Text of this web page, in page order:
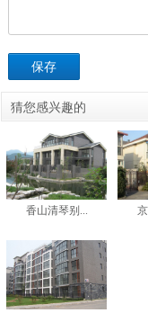
保存
猜您感兴趣的
香山清琴别...